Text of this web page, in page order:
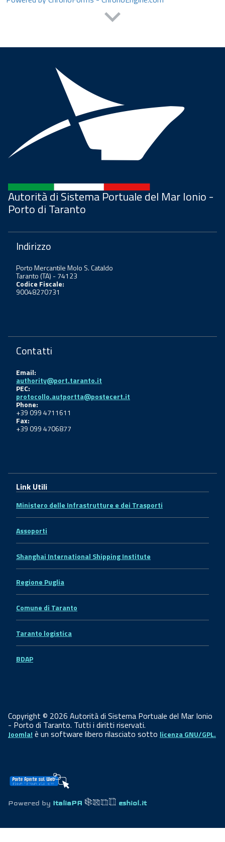
Autorità di Sistema Portuale del Mar Ionio -
Porto di Taranto
Indirizzo
Porto Mercantile Molo S. Cataldo
Taranto (TA) - 74123
Codice Fiscale:
90048270731
Contatti
Email:
authority@port.taranto.it
PEC:
protocollo.autportta@postecert.it
Phone:
+39 099 4711611
Fax:
+39 099 4706877
Link Utili
Ministero delle Infrastrutture e dei Trasporti
Assoporti
Shanghai International Shipping Institute
Regione Puglia
Comune di Taranto
Taranto logistica
BDAP
Copyright © 2026 Autorità di Sistema Portuale del Mar Ionio
- Porto di Taranto. Tutti i diritti riservati.
Joomla! è un software libero rilasciato sotto licenza GNU/GPL.
Powered by ItaliaPA eshiol.it